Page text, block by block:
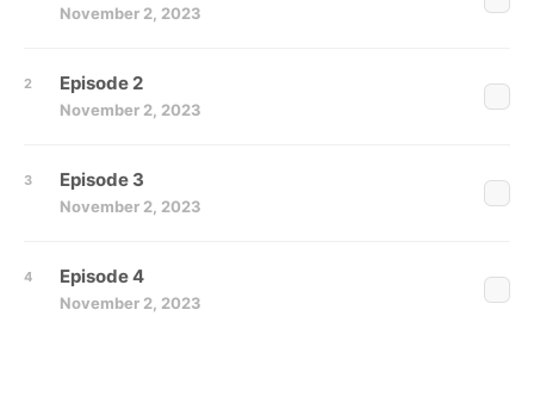
November 2, 2023
Episode 2
November 2, 2023
Episode 3
November 2, 2023
Episode 4
November 2, 2023